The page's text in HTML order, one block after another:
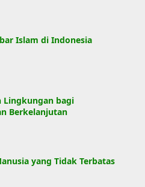
Islam di Indonesia
Lingkungan bagi
Berkelanjutan
yang Tidak Terbatas